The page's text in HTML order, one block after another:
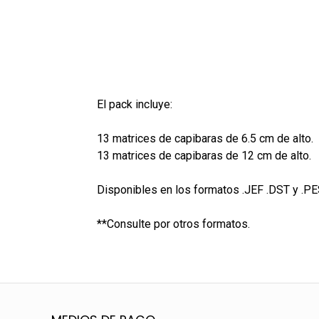
El pack incluye:
13 matrices de capibaras de 6.5 cm de alto.
13 matrices de capibaras de 12 cm de alto.
Disponibles en los formatos .JEF .DST y
**Consulte por otros formatos.